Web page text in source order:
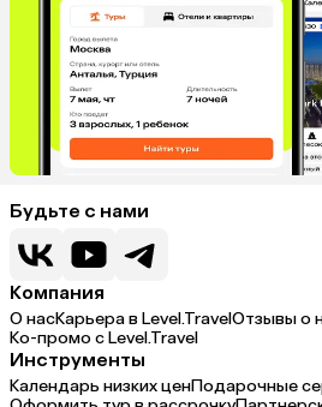
Будьте с нами
Компания
О насКарьера в Level.TravelОтзывы о
Ко-промо с Level.Travel
Инструменты
Календарь низких ценПодарочные